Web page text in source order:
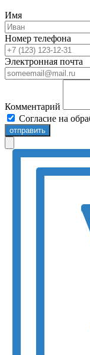
Имя
Номер телефона
Электронная почта
Комментарий
Согласие на
отправить